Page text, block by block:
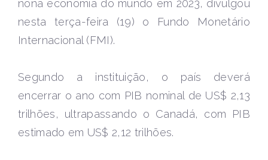
nona economia do mundo em 2023, divulgou
nesta terça-feira (19) o Fundo Monetário
Internacional (FMI).
Segundo a instituição, o país deverá
encerrar o ano com PIB nominal de US$ 2,13
trilhões, ultrapassando o Canadá, com PIB
estimado em US$ 2,12 trilhões.